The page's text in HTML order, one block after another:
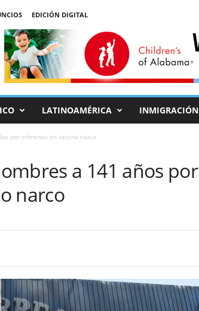
EDICIÓN DIGITAL
LATINOAMÉRICA INMIGRACIÓN
por crímenes en rancho narco
a 141 años por
narco